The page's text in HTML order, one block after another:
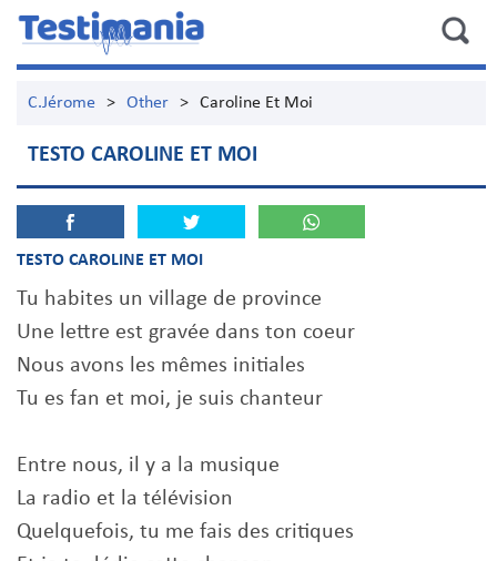
C.Jérome > Other > Caroline Et Moi
TESTO CAROLINE ET MOI
TESTO CAROLINE ET MOI
Tu habites un village de province
Une lettre est gravée dans ton coeur
Nous avons les mêmes initiales
Tu es fan et moi, je suis chanteur
Entre nous, il y a la musique
La radio et la télévision
Quelquefois, tu me fais des critiques